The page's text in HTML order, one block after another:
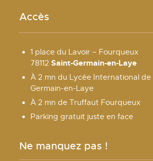
Accès
1 place du Lavoir – Fourqueux
78112Saint-Germain-en-Laye
À 2 mn du Lycée International de
Germain-en-Laye
À 2 mn de Truffaut Fourqueux
Parking gratuit juste en face
Ne manquez pas !